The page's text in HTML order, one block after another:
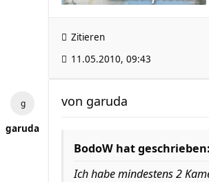
Zitieren
11.05.2010, 09:43
garuda
von garuda
BodoW hat geschrieben:
Ich habe mindestens 2